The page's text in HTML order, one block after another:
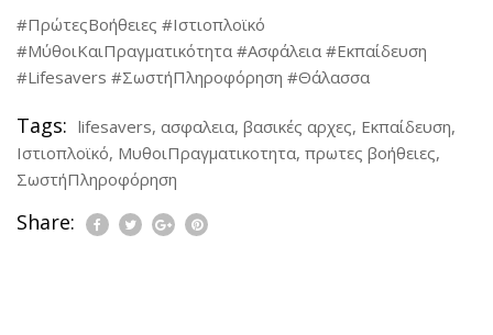
#ΠρώτεςΒοήθειες #Ιστιοπλοϊκό
#ΜύθοιΚαιΠραγματικότητα #Ασφάλεια #Εκπαίδευση
#Lifesavers #ΣωστήΠληροφόρηση #Θάλασσα
Tags: lifesavers, ασφαλεια, βασικές αρχες, Εκπαίδευση,
Ιστιοπλοϊκό, ΜυθοιΠραγματικοτητα, πρωτες βοήθειες,
ΣωστήΠληροφόρηση
Share: